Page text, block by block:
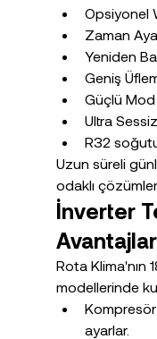
Opsiyonel
Zaman
Yeniden
Geniş
Güçlü Mod
Ultra
R32
Uzun süreli
odaklı
İnverter
Rota Klima'nın
modellerinde
Kompresör
ayarlar.